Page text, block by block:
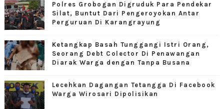
Polres Grobogan Digruduk Para Pendekar
Silat, Buntut Dari Pengeroyokan Antar
Perguruan Di Karangrayung
Ketangkap Basah Tunggangi Istri Orang,
Seorang Debt Colector Di Penawangan
Diarak Warga dengan Tanpa Busana
Lecehkan Dagangan Tetangga Di Facebook
Warga Wirosari Dipolisikan